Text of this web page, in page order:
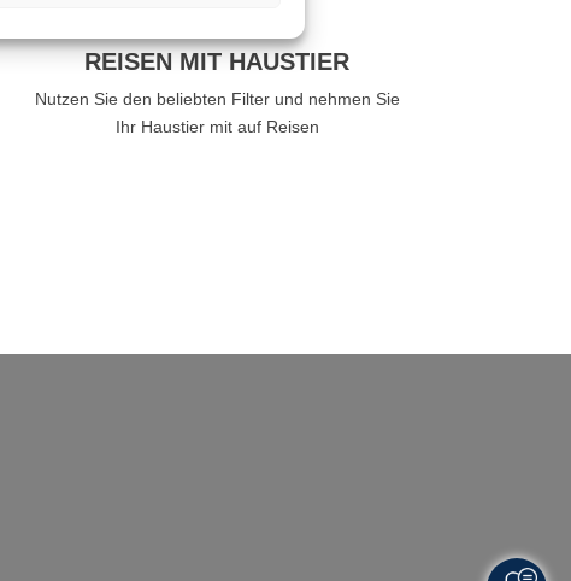
REISEN MIT HAUSTIER
Nutzen Sie den beliebten Filter und nehmen Sie
Ihr Haustier mit auf Reisen